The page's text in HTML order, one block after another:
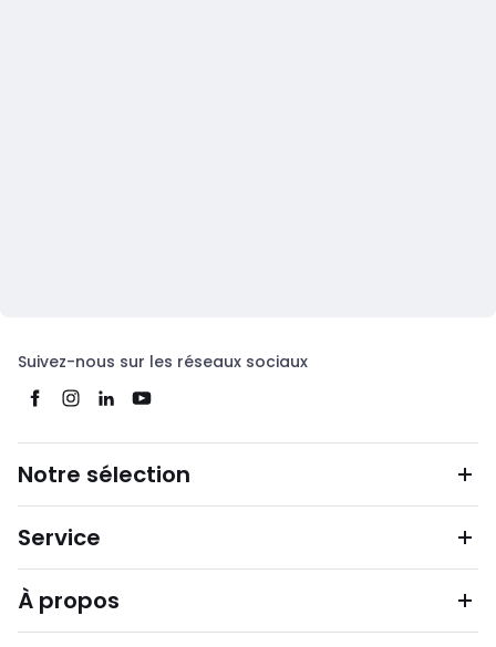
Suivez-nous sur les réseaux sociaux
Notre sélection
Service
À propos